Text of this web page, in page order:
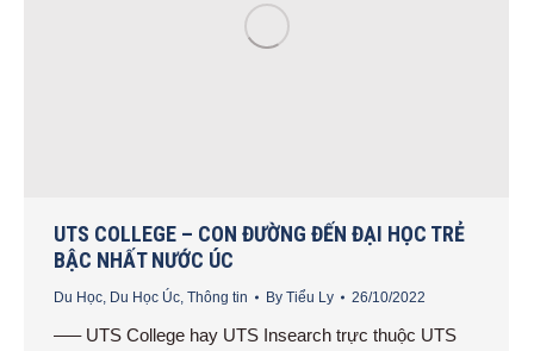
UTS COLLEGE – CON ĐƯỜNG ĐẾN ĐẠI HỌC TRẺ
BẬC NHẤT NƯỚC ÚC
Du Học, Du Học Úc, Thông tin By Tiểu Ly 26/10/2022
—– UTS College hay UTS Insearch trực thuộc UTS